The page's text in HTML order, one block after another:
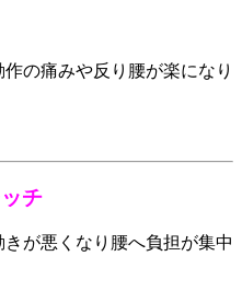
の痛みや反り腰が楽になり
チ
が悪くなり腰へ負担が集中